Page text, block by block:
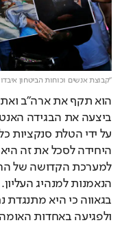
"קבוצת אנשים וכוחות הביטחון איבדו
ולפגיעה באחדות האומה".